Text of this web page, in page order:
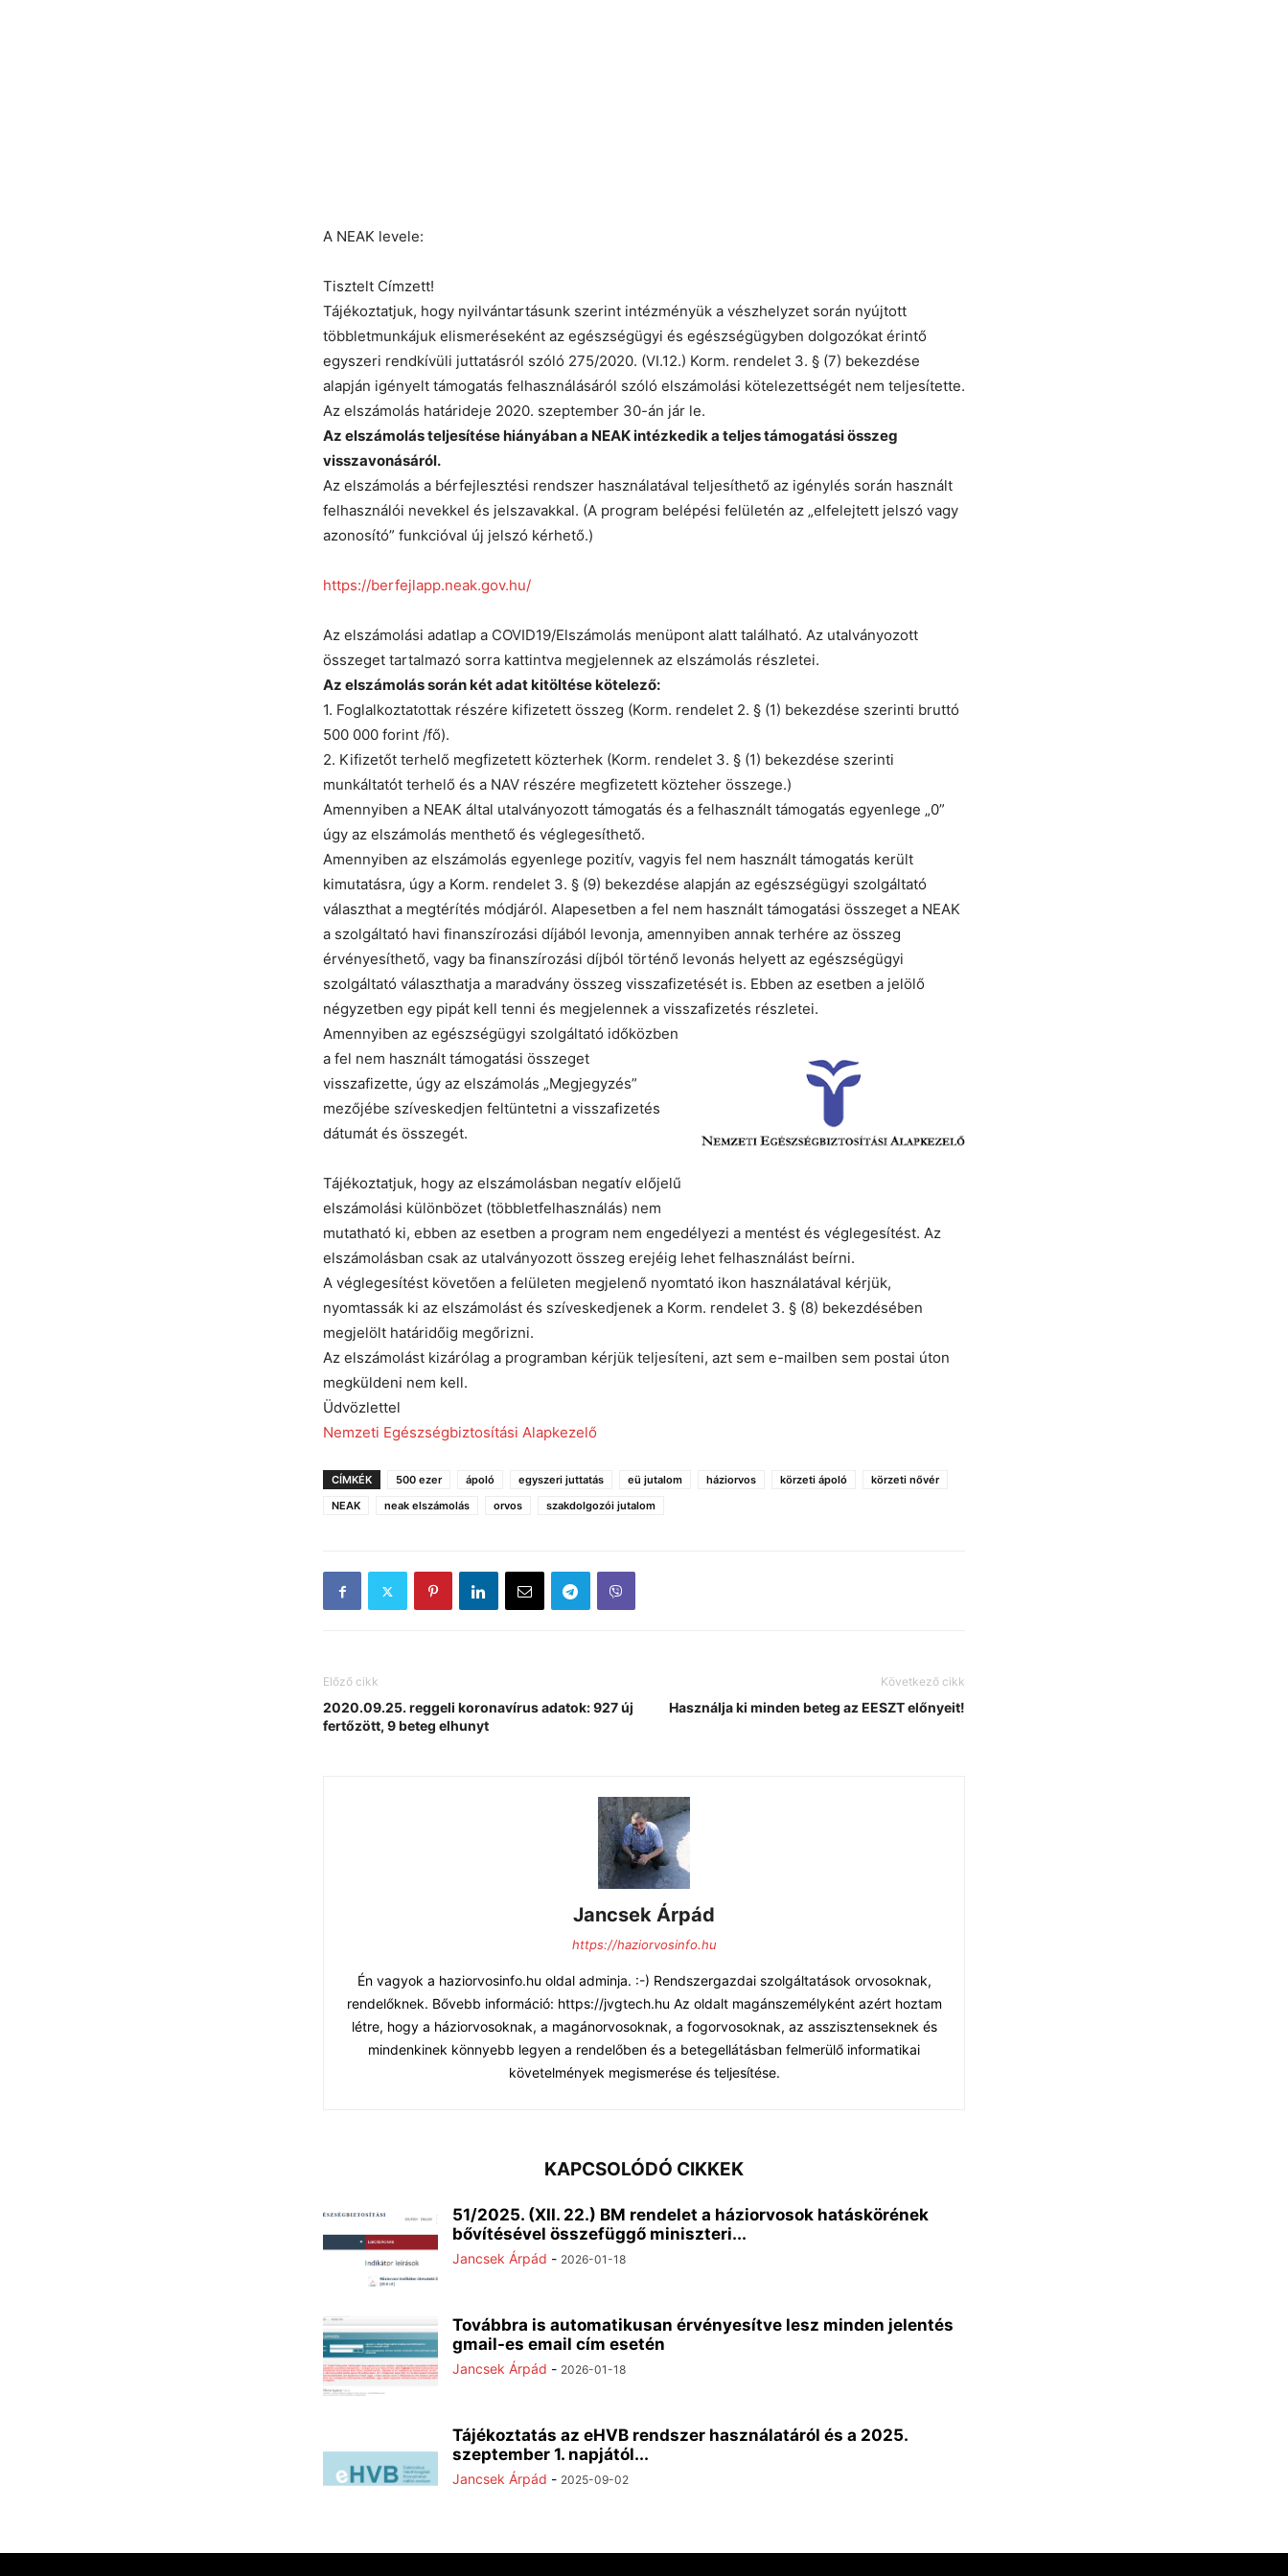
A NEAK levele:
Tisztelt Címzett!
Tájékoztatjuk, hogy nyilvántartásunk szerint intézményük a vészhelyzet során nyújtott
többletmunkájuk elismeréseként az egészségügyi és egészségügyben dolgozókat érintő
egyszeri rendkívüli juttatásról szóló 275/2020. (VI.12.) Korm. rendelet 3. § (7) bekezdése
alapján igényelt támogatás felhasználásáról szóló elszámolási kötelezettségét nem teljesítette.
Az elszámolás határideje 2020. szeptember 30-án jár le.
Az elszámolás teljesítése hiányában a NEAK intézkedik a teljes támogatási összeg
visszavonásáról.
Az elszámolás a bérfejlesztési rendszer használatával teljesíthető az igénylés során használt
felhasználói nevekkel és jelszavakkal. (A program belépési felületén az „elfelejtett jelszó vagy
azonosító” funkcióval új jelszó kérhető.)
https://berfejlapp.neak.gov.hu/
Az elszámolási adatlap a COVID19/Elszámolás menüpont alatt található. Az utalványozott
összeget tartalmazó sorra kattintva megjelennek az elszámolás részletei.
Az elszámolás során két adat kitöltése kötelező:
1. Foglalkoztatottak részére kifizetett összeg (Korm. rendelet 2. § (1) bekezdése szerinti bruttó
500 000 forint /fő).
2. Kifizetőt terhelő megfizetett közterhek (Korm. rendelet 3. § (1) bekezdése szerinti
munkáltatót terhelő és a NAV részére megfizetett közteher összege.)
Amennyiben a NEAK által utalványozott támogatás és a felhasznált támogatás egyenlege „0”
úgy az elszámolás menthető és véglegesíthető.
Amennyiben az elszámolás egyenlege pozitív, vagyis fel nem használt támogatás került
kimutatásra, úgy a Korm. rendelet 3. § (9) bekezdése alapján az egészségügyi szolgáltató
választhat a megtérítés módjáról. Alapesetben a fel nem használt támogatási összeget a NEAK
a szolgáltató havi finanszírozási díjából levonja, amennyiben annak terhére az összeg
érvényesíthető, vagy ba finanszírozási díjból történő levonás helyett az egészségügyi
szolgáltató választhatja a maradvány összeg visszafizetését is. Ebben az esetben a jelölő
négyzetben egy pipát kell tenni és megjelennek a visszafizetés részletei.
Amennyiben az egészségügyi szolgáltató időközben
a fel nem használt támogatási összeget
visszafizette, úgy az elszámolás „Megjegyzés”
mezőjébe szíveskedjen feltüntetni a visszafizetés
dátumát és összegét.
Tájékoztatjuk, hogy az elszámolásban negatív előjelű
elszámolási különbözet (többletfelhasználás) nem
mutatható ki, ebben az esetben a program nem engedélyezi a mentést és véglegesítést. Az
elszámolásban csak az utalványozott összeg erejéig lehet felhasználást beírni.
A véglegesítést követően a felületen megjelenő nyomtató ikon használatával kérjük,
nyomtassák ki az elszámolást és szíveskedjenek a Korm. rendelet 3. § (8) bekezdésében
megjelölt határidőig megőrizni.
Az elszámolást kizárólag a programban kérjük teljesíteni, azt sem e-mailben sem postai úton
megküldeni nem kell.
Üdvözlettel
Nemzeti Egészségbiztosítási Alapkezelő
CÍMKÉK 500 ezer ápoló egyszeri juttatás eü jutalom háziorvos körzeti ápoló
körzeti nővér
NEAK
neak elszámolás orvos szakdolgozói jutalom
Előző cikk
2020.09.25. reggeli koronavírus adatok: 927 új
fertőzött, 9 beteg elhunyt
Következő cikk
Használja ki minden beteg az EESZT előnyeit!
Jancsek Árpád
https://haziorvosinfo.hu
Én vagyok a haziorvosinfo.hu oldal adminja. :-) Rendszergazdai szolgáltatások orvosoknak,
rendelőknek. Bővebb információ: https://jvgtech.hu Az oldalt magánszemélyként azért hoztam
létre, hogy a háziorvosoknak, a magánorvosoknak, a fogorvosoknak, az asszisztenseknek és
mindenkinek könnyebb legyen a rendelőben és a betegellátásban felmerülő informatikai
követelmények megismerése és teljesítése.
KAPCSOLÓDÓ CIKKEK
51/2025. (XII. 22.) BM rendelet a háziorvosok hatáskörének
bővítésével összefüggő miniszteri...
Jancsek Árpád - 2026-01-18
Továbbra is automatikusan érvényesítve lesz minden jelentés
gmail-es email cím esetén
Jancsek Árpád - 2026-01-18
Tájékoztatás az eHVB rendszer használatáról és a 2025.
szeptember 1. napjától...
Jancsek Árpád - 2025-09-02